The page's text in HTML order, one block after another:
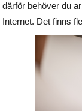
därför behöver du
Internet. Det finns